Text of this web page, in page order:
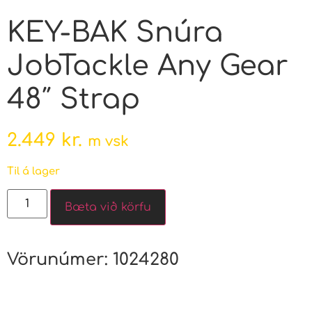
KEY-BAK Snúra
JobTackle Any Gear
48″ Strap
2.449 kr. m vsk
Til á lager
Bæta við körfu
Vörunúmer: 1024280